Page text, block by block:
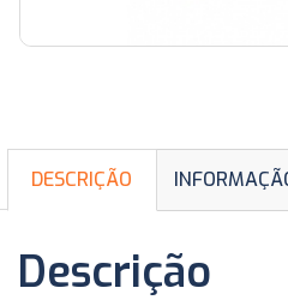
DESCRIÇÃO
Descrição